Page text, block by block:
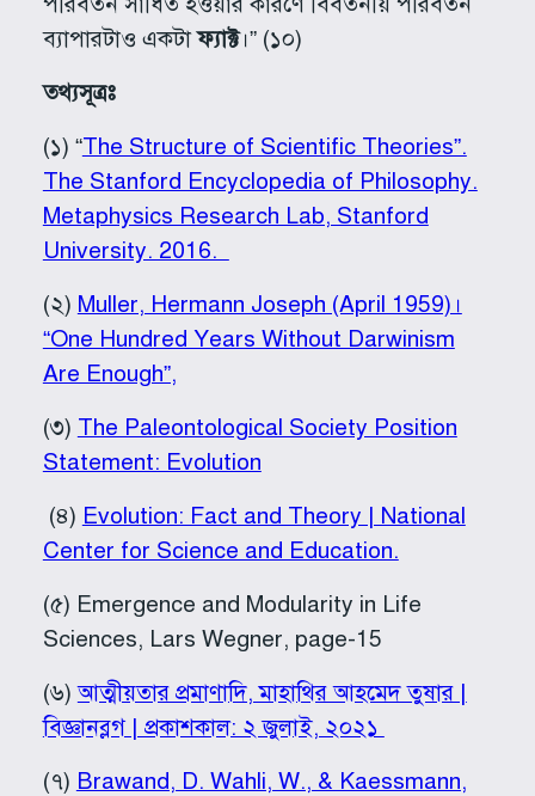
ব্যাপারটাও একটাফ্যাক্ট।” (১০)
তথ্যসূত্রঃ
(১) “The Structure of Scientific Theories”.
The Stanford Encyclopedia of Philosophy.
Metaphysics Research Lab, Stanford
University. 2016.
(২) Muller, Hermann Joseph (April 1959)।
“One Hundred Years Without Darwinism
Are Enough”,
(৩) The Paleontological Society Position
Statement: Evolution
(৪) Evolution: Fact and Theory | National
Center for Science and Education.
(৫) Emergence and Modularity in Life
Sciences, Lars Wegner, page-15
(৬)আত্মীয়তার প্রমাণাদি, মাহাথির আহমেদ তুষার |
বিজ্ঞানব্লগ | প্রকাশকাল: ২ জুলাই, ২০২১
(৭) Brawand, D. Wahli, W., & Kaessmann,